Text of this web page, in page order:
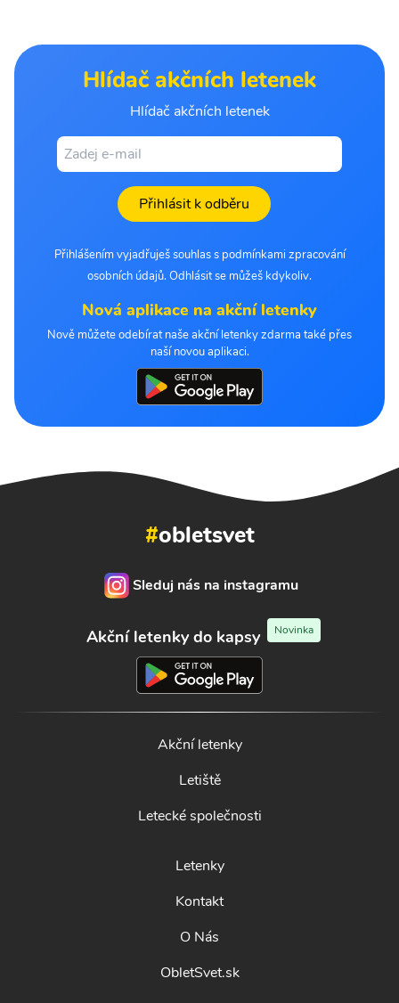
Hlídač akčních letenek
Hlídač akčních letenek
Přihlásit k odběru
Přihlášením vyjadřuješ souhlas s podmínkami zpracování
osobních údajů. Odhlásit se můžeš kdykoliv.
Nová aplikace na akční letenky
Nově můžete odebírat naše akční letenky zdarma také přes
naší novou aplikaci.
#obletsvet
Sleduj nás na instagramu
Akční letenky do kapsy Novinka
Akční letenky
Letiště
Letecké společnosti
Letenky
Kontakt
O Nás
ObletSvet.sk